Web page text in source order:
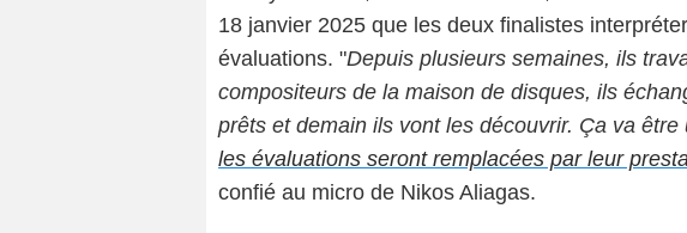
18 janvier 2025 que les deux finalistes
évaluations. "Depuis plusieurs semaines, ils
compositeurs de la maison de disques, ils
prêts et demain ils vont les découvrir. Ça va
les évaluations seront remplacées par leur
confié au micro de Nikos Aliagas.